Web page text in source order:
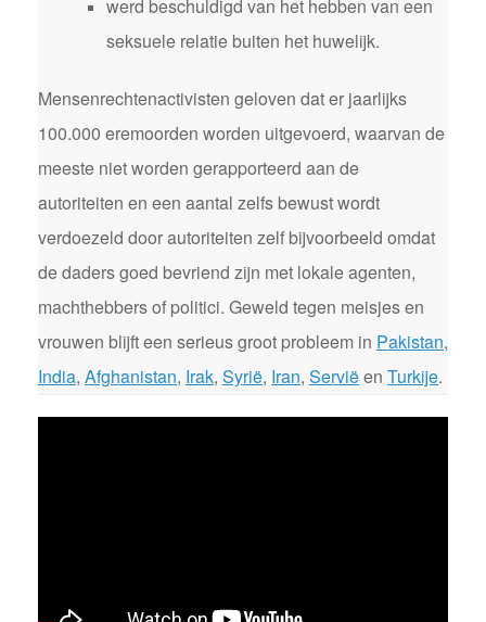
werd beschuldigd van het hebben van een
seksuele relatie buiten het huwelijk.
Mensenrechtenactivisten geloven dat er jaarlijks
100.000 eremoorden worden uitgevoerd, waarvan de
meeste niet worden gerapporteerd aan de
autoriteiten en een aantal zelfs bewust wordt
verdoezeld door autoriteiten zelf bijvoorbeeld omdat
de daders goed bevriend zijn met lokale agenten,
machthebbers of politici. Geweld tegen meisjes en
vrouwen blijft een serieus groot probleem in Pakistan,
India, Afghanistan, Irak, Syrië, Iran, Serviëen Turkije.